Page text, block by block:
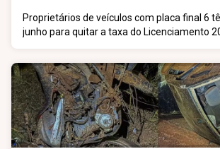
Proprietários de veículos com placa final 6
junho para quitar a taxa do Licenciamento